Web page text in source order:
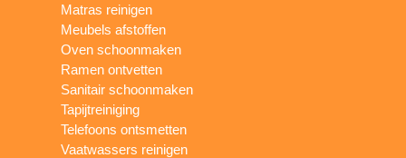
Matras reinigen
Meubels afstoffen
Oven schoonmaken
Ramen ontvetten
Sanitair schoonmaken
Tapijtreiniging
Telefoons ontsmetten
Vaatwassers reinigen